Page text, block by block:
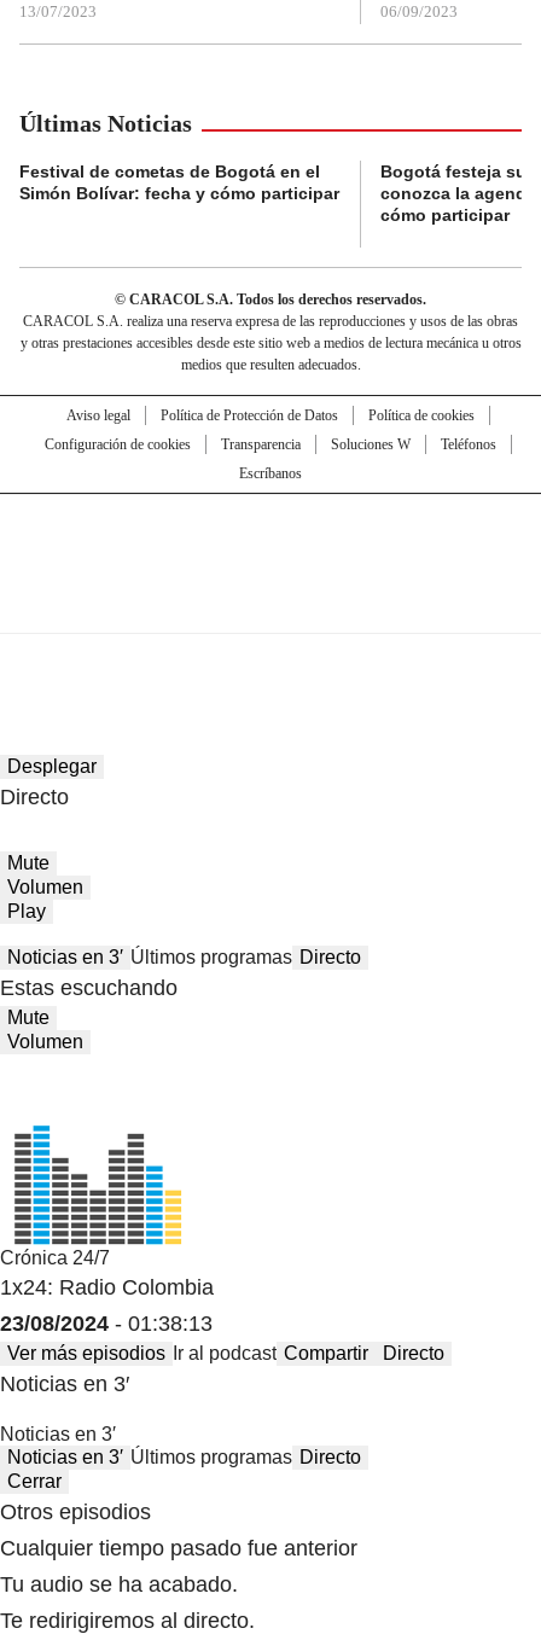
13/07/2023 06/09/2023
Últimas Noticias
Festival de cometas de Bogotá en el
Simón Bolívar: fecha y cómo participar
Bogotá festeja su
conozca la
cómo participar
© CARACOL S.A. Todos los derechos reservados.
CARACOL S.A. realiza una reserva expresa de las reproducciones y usos de las obras
y otras prestaciones accesibles desde este sitio web a medios de lectura mecánica u otros
medios que resulten adecuados.
Aviso legal Política de Protección de Datos
Política de cookies
Configuración de cookies
Transparencia Soluciones W
Teléfonos
Escríbanos
Desplegar
Directo
Mute
Volumen
Play
Noticias en 3′ Últimos programas Directo
Estas escuchando
Mute
Volumen
Crónica 24/7
1x24: Radio Colombia
23/08/2024 - 01:38:13
Ver más episodios Ir al podcast Compartir Directo
Noticias en 3′
Noticias en 3′
Noticias en 3′ Últimos programas Directo
Cerrar
Otros episodios
Cualquier tiempo pasado fue anterior
Tu audio se ha acabado.
Te redirigiremos al directo.